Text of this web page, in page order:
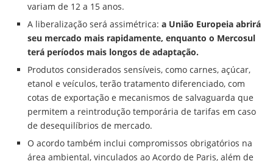
variam de 12 a 15 anos.
A liberalização será assimétrica: a União Europeia abrirá
seu mercado mais rapidamente, enquanto o Mercosul
terá períodos mais longos de adaptação.
Produtos considerados sensíveis, como carnes, açúcar,
etanol e veículos, terão tratamento diferenciado, com
cotas de exportação e mecanismos de salvaguarda que
permitem a reintrodução temporária de tarifas em caso
de desequilíbrios de mercado.
O acordo também inclui compromissos obrigatórios na
área ambiental, vinculados ao Acordo de Paris, além de